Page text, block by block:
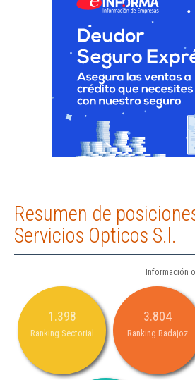
Resumen de
Servicios Opticos S.l.
Información
1.398
Ranking Sectorial
3.804
Ranking Badajoz